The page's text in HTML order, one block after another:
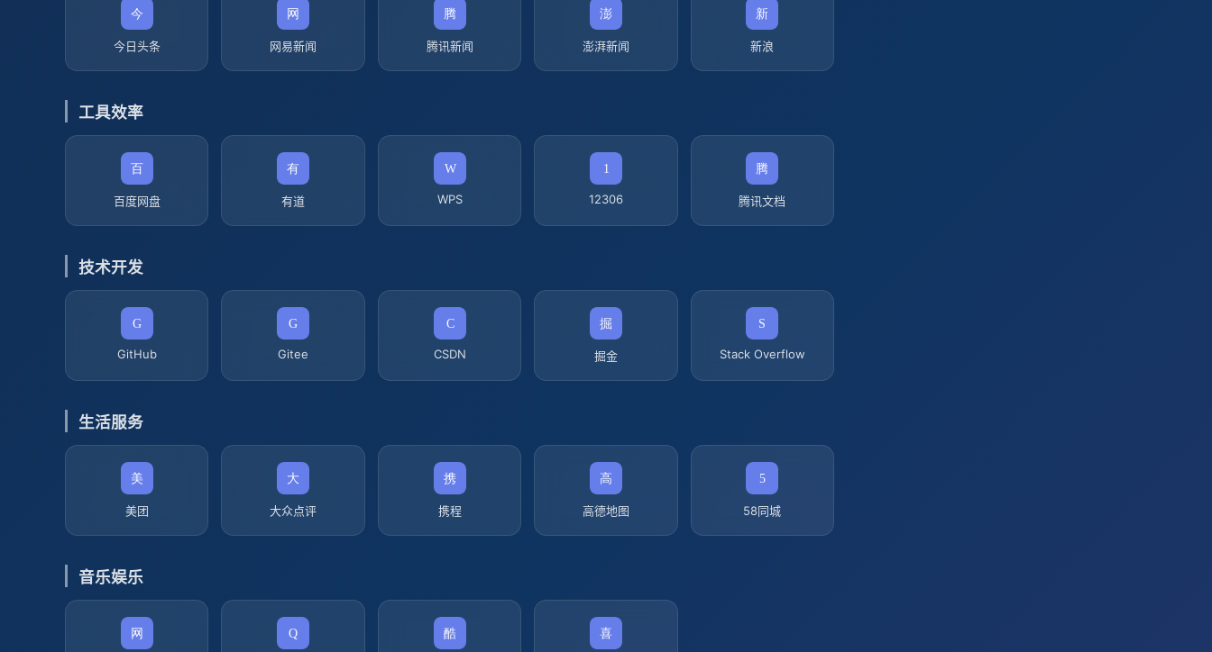
今日头条 网易新闻 腾讯新闻 澎湃新闻 新浪
工具效率
百度网盘 有道 WPS 12306 腾讯文档
技术开发
GitHub Gitee CSDN 掘金 Stack Overflow
生活服务
美团 大众点评 携程 高德地图 58同城
音乐娱乐